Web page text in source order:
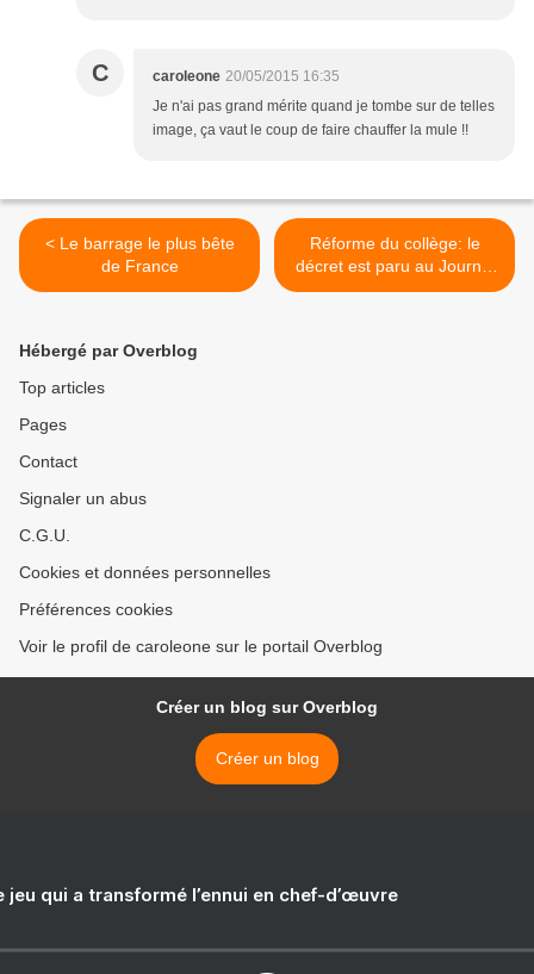
C caroleone 20/05/2015 16:35
Je n'ai pas grand mérite quand je tombe sur de telles
image, ça vaut le coup de faire chauffer la mule !!
< Le barrage le plus bête
de France
Réforme du collège: le
décret est paru au Journal
officiel >
Hébergé par Overblog
Top articles
Pages
Contact
Signaler un abus
C.G.U.
Cookies et données personnelles
Préférences cookies
Voir le profil de caroleone sur le portail Overblog
Créer un blog sur Overblog
Créer un blog
jeu qui a transformé l’ennui en chef-d’œuvre